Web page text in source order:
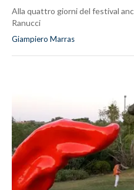
Alla quattro giorni del festival
Ranucci
Giampiero Marras